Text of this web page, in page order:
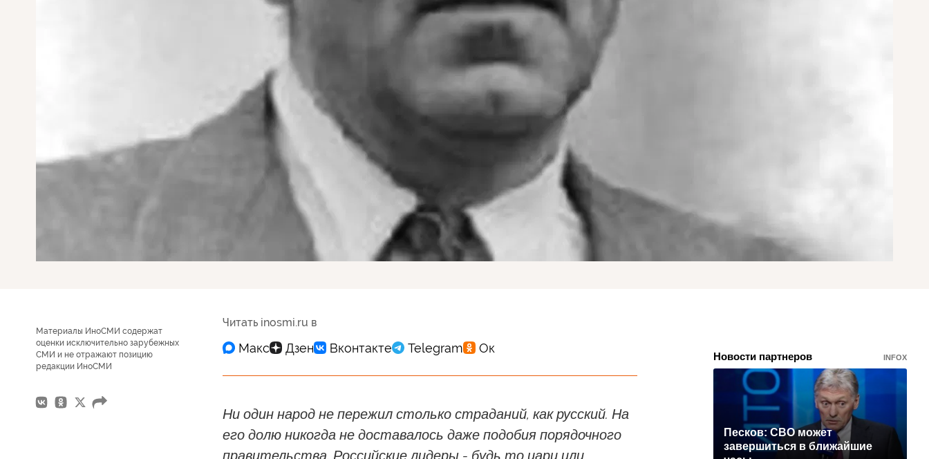
Материалы ИноСМИ содержат
оценки исключительно зарубежных
СМИ и не отражают позицию
редакции ИноСМИ
Читать inosmi.ru в
Ни один народ не пережил столько страданий, как русский. На
его долю никогда не доставалось даже подобия порядочного
правительства. Российские лидеры - будь то цари или
Новости партнеров INFOX
Песков: СВО может
завершиться в ближайшие